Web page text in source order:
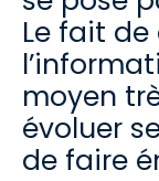
Le fait
moyen
évoluer
de faire